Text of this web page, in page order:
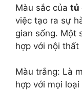
Màu sắc của tủ
việc tạo ra sự
gian sống. Một
hợp với nội
Màu trắng: Là
hợp với mọi